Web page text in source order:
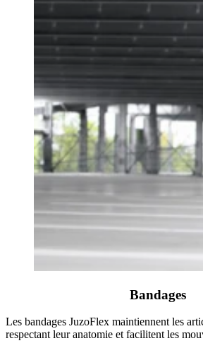
Bandages
Les bandages JuzoFlex maintiennent les
respectant leur anatomie et facilitent les